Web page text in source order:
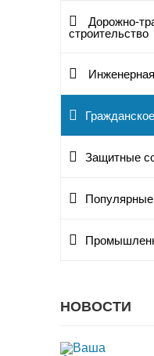
Дорожно-
строительство
Защитные
НОВОСТИ